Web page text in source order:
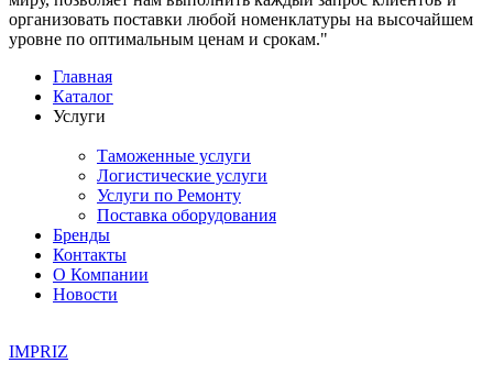
организовать поставки любой номенклатуры на высочайшем
уровне по оптимальным ценам и срокам."
Главная
Каталог
Услуги
Таможенные услуги
Логистические услуги
Услуги по Ремонту
Поставка оборудования
Бренды
Контакты
О Компании
Новости
IMPRIZ